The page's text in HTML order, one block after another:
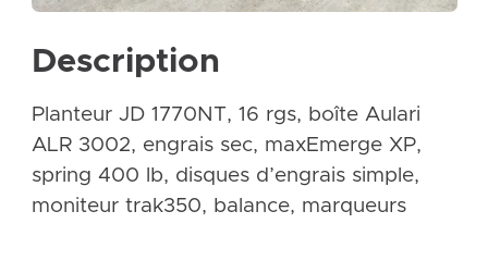
Description
Planteur JD 1770NT, 16 rgs, boîte Aulari
ALR 3002, engrais sec, maxEmerge XP,
spring 400 lb, disques d’engrais simple,
moniteur trak350, balance, marqueurs